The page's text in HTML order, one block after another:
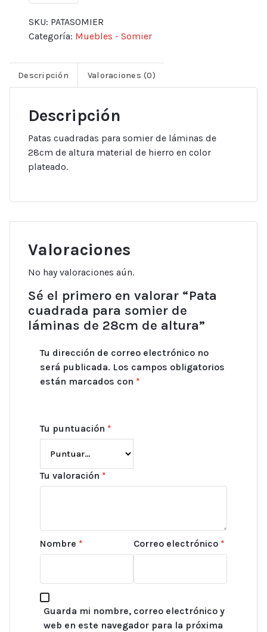
SKU: PATASOMIER
Categoría: Muebles - Somier
Descripción Valoraciones (0)
Descripción
Patas cuadradas para somier de láminas de
28cm de altura material de hierro en color
plateado.
Valoraciones
No hay valoraciones aún.
Sé el primero en valorar “Pata
cuadrada para somier de
láminas de 28cm de altura”
Tu dirección de correo electrónico no
será publicada. Los campos obligatorios
están marcados con *
Tu puntuación *
Tu valoración *
Nombre * Correo electrónico *
Guarda mi nombre, correo electrónico y
web en este navegador para la próxima